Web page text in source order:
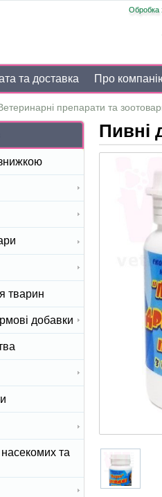
Обробка
та доставка Про
препарати та
Пивні
знижкою
тварин
добавки
та